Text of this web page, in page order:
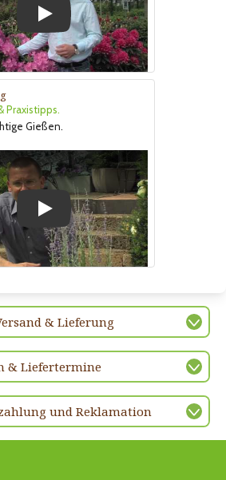
Praxistipps.
Gießen.
& Lieferung
& Liefertermine
und Reklamation